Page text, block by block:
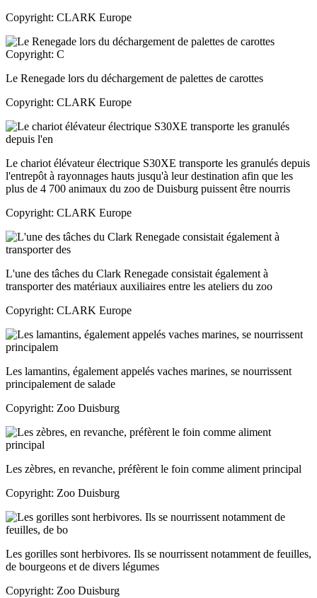
Copyright: CLARK Europe
Le Renegade lors du déchargement de palettes de carottes
Copyright: CLARK Europe
Le chariot élévateur électrique S30XE transporte les granulés depuis
l'entrepôt à rayonnages hauts jusqu'à leur destination afin que les
plus de 4 700 animaux du zoo de Duisburg puissent être nourris
Copyright: CLARK Europe
L'une des tâches du Clark Renegade consistait également à
transporter des matériaux auxiliaires entre les ateliers du zoo
Copyright: CLARK Europe
Les lamantins, également appelés vaches marines, se nourrissent
principalement de salade
Copyright: Zoo Duisburg
Les zèbres, en revanche, préfèrent le foin comme aliment principal
Copyright: Zoo Duisburg
Les gorilles sont herbivores. Ils se nourrissent notamment de feuilles,
de bourgeons et de divers légumes
Copyright: Zoo Duisburg